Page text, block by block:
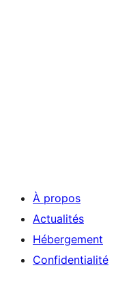
À propos
Actualités
Hébergement
Confidentialité